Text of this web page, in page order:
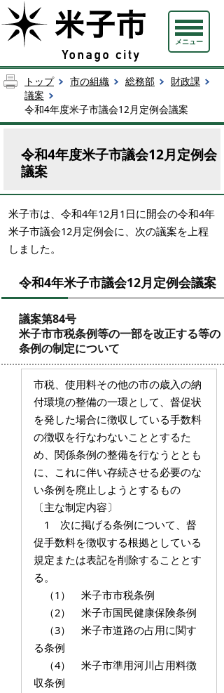
メニュー
トップ 市の組織 総務部
財政課
議案
令和4年度米子市議会12月定例会議案
令和4年度米子市議会12月定例会
議案
米子市は、令和4年12月1日に開会の令和4年
米子市議会12月定例会に、次の議案を上程
しました。
令和4年米子市議会12月定例会議案
議案第84号
米子市市税条例等の一部を改正する等の
条例の制定について
市税、使用料その他の市の歳入の納
付環境の整備の一環として、督促状
を発した場合に徴収している手数料
の徴収を行なわないこととするた
め、関係条例の整備を行なうととも
に、これに伴い存続させる必要のな
い条例を廃止しようとするもの
〔主な制定内容〕
1 次に掲げる条例について、督
促手数料を徴収する根拠としている
規定または表記を削除することとす
る。
（1） 米子市市税条例
（2） 米子市国民健康保険条例
（3） 米子市道路の占用に関す
る条例
（4） 米子市準用河川占用料徴
収条例